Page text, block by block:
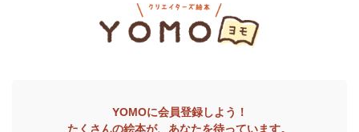
YOMOに会員登録しよう！
たくさんの絵本が、あなたを待っています。